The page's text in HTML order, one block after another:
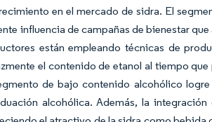
en el mercado de sidra. El
influencia de campañas de bienestar
están empleando técnicas de
el contenido de etanol al tiempo
de bajo contenido alcohólico
alcohólica. Además, la